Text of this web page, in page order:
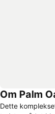
Om Palm
Dette